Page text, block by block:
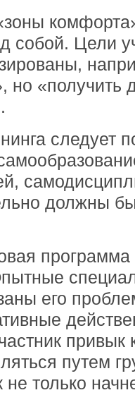
собой. Цели
но «получить
следует
должны
его
привык
путем
не только